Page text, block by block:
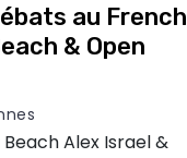
au French
& Open
Alex Israel &